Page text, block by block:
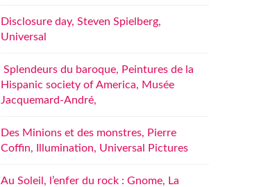
Disclosure day, Steven Spielberg,
Universal
Splendeurs du baroque, Peintures de la
Hispanic society of America, Musée
Jacquemard-André,
Des Minions et des monstres, Pierre
Coffin, Illumination, Universal Pictures
Au Soleil, l’enfer du rock : Gnome, La